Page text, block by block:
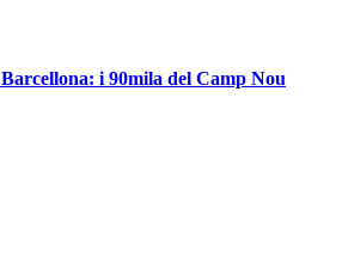
i 90mila del Camp Nou